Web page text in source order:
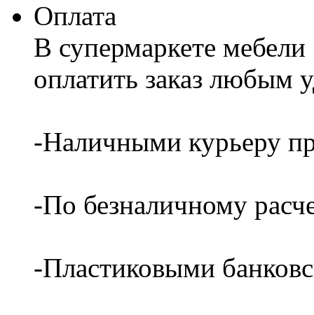
Оплата
В супермаркете
оплатить заказ любым
-Наличными курьеру
-По безналичному
-Пластиковыми